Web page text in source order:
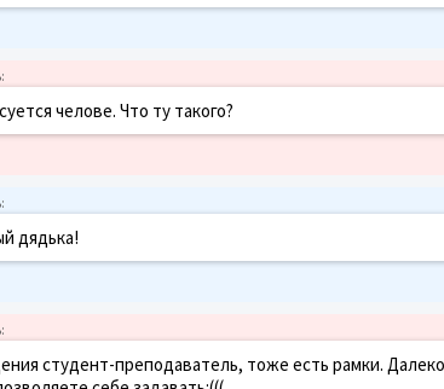
челове. Что ту такого?
дядька!
студент-преподаватель, тоже есть рамки.